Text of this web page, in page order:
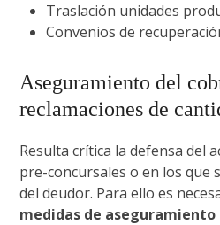
Traslación unidades
Convenios de
Aseguramiento del
reclamaciones de
Resulta crítica la defensa del
pre-concursales o en los que
del deudor. Para ello es
medidas de